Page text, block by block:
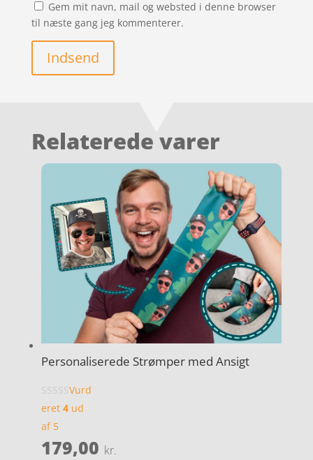
Gem mit navn, mail og websted i denne browser
til næste gang jeg kommenterer.
Indsend
Relaterede varer
Personaliserede Strømper med Ansigt
Vurd
eret 4ud
af 5
179,00 kr.